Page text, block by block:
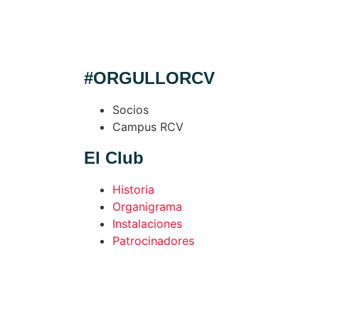
#ORGULLORCV
Socios
Campus RCV
El Club
Historia
Organigrama
Instalaciones
Patrocinadores